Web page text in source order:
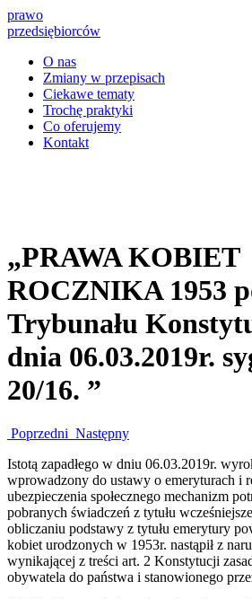
prawo
przedsiębiorców
O nas
Zmiany w przepisach
Ciekawe tematy
Trochę praktyki
Co oferujemy
Kontakt
„PRAWA KOBIET
ROCZNIKA 1953
Trybunału
dnia 06.03.2019r.
20/16. ”
Poprzedni Następny
Istotą zapadłego w dniu 06.03.2019r.
wprowadzony do ustawy o emeryturach i
ubezpieczenia społecznego mechanizm
pobranych świadczeń z tytułu
obliczaniu podstawy z tytułu emerytury
kobiet urodzonych w 1953r. nastąpił z
wynikającej z treści art. 2 Konstytucji
obywatela do państwa i stanowionego